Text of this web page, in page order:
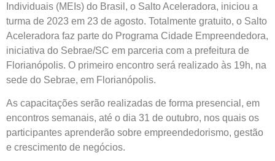
Individuais (MEIs) do Brasil, o Salto Aceleradora, iniciou a
turma de 2023 em 23 de agosto. Totalmente gratuito, o Salto
Aceleradora faz parte do Programa Cidade Empreendedora,
iniciativa do Sebrae/SC em parceria com a prefeitura de
Florianópolis. O primeiro encontro será realizado às 19h, na
sede do Sebrae, em Florianópolis.
As capacitações serão realizadas de forma presencial, em
encontros semanais, até o dia 31 de outubro, nos quais os
participantes aprenderão sobre empreendedorismo, gestão
e crescimento de negócios.